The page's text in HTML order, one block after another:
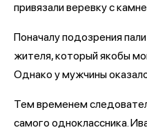
привязали веревку с
Поначалу подозрения
жителя, который якобы
Однако у мужчины
Тем временем
самого одноклассника.